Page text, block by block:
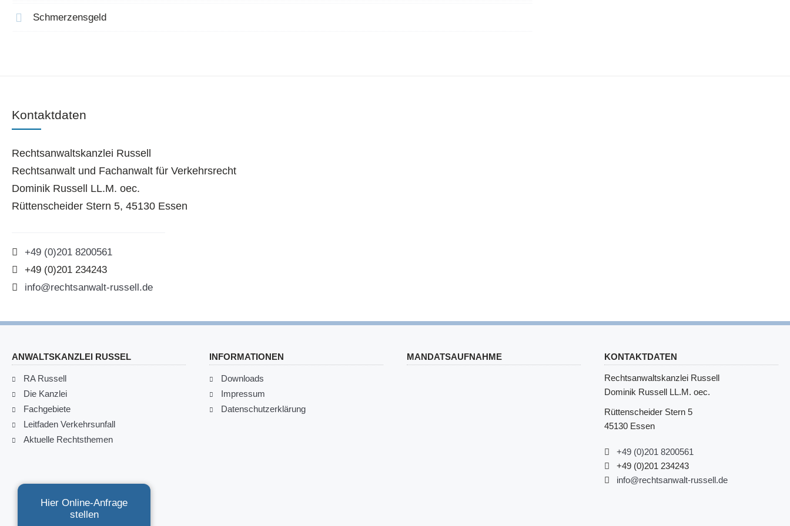
Schmerzensgeld
Kontaktdaten
Rechtsanwaltskanzlei Russell
Rechtsanwalt und Fachanwalt für Verkehrsrecht
Dominik Russell LL.M. oec.
Rüttenscheider Stern 5, 45130 Essen
+49 (0)201 8200561
+49 (0)201 234243
info@rechtsanwalt-russell.de
ANWALTSKANZLEI RUSSEL
RA Russell
Die Kanzlei
Fachgebiete
Leitfaden Verkehrsunfall
Aktuelle Rechtsthemen
INFORMATIONEN
Downloads
Impressum
Datenschutzerklärung
MANDATSAUFNAHME KONTAKTDATEN
Rechtsanwaltskanzlei Russell
Dominik Russell LL.M. oec.
Rüttenscheider Stern 5
45130 Essen
+49 (0)201 8200561
+49 (0)201 234243
info@rechtsanwalt-russell.de
Hier Online-Anfrage
stellen